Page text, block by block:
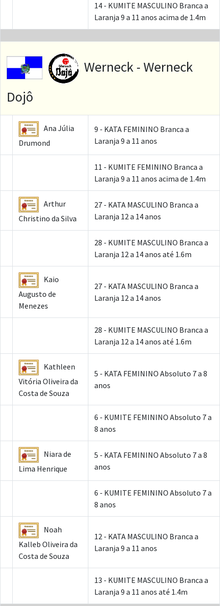
14 - KUMITE MASCULINO Branca a
Laranja 9 a 11 anos acima de 1.4m
Werneck - Werneck
Dojô
Ana Júlia
Drumond
9 - KATA FEMININO Branca a
Laranja 9 a 11 anos
11 - KUMITE FEMININO Branca a
Laranja 9 a 11 anos acima de 1.4m
Arthur
Christino da Silva
27 - KATA MASCULINO Branca a
Laranja 12 a 14 anos
28 - KUMITE MASCULINO Branca a
Laranja 12 a 14 anos até 1.6m
Kaio
Augusto de
Menezes
27 - KATA MASCULINO Branca a
Laranja 12 a 14 anos
28 - KUMITE MASCULINO Branca a
Laranja 12 a 14 anos até 1.6m
Kathleen
Vitória Oliveira da
Costa de Souza
5 - KATA FEMININO Absoluto 7 a 8
anos
6 - KUMITE FEMININO Absoluto 7 a
8 anos
Niara de
Lima Henrique
5 - KATA FEMININO Absoluto 7 a 8
anos
6 - KUMITE FEMININO Absoluto 7 a
8 anos
Noah
Kalleb Oliveira da
Costa de Souza
12 - KATA MASCULINO Branca a
Laranja 9 a 11 anos
13 - KUMITE MASCULINO Branca a
Laranja 9 a 11 anos até 1.4m